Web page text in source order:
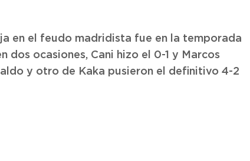
en el feudo madridista fue en la temporada
dos ocasiones, Cani hizo el 0-1 y Marcos
y otro de Kaka pusieron el definitivo 4-2